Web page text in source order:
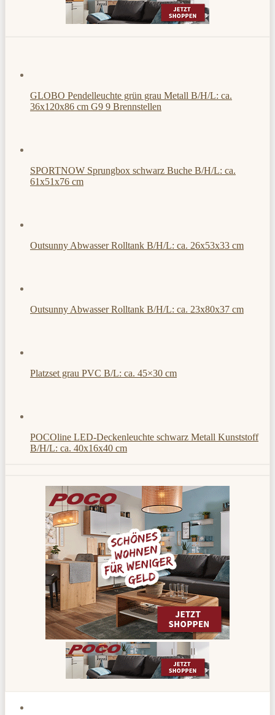
GLOBO Pendelleuchte grün grau Metall B/H/L: ca.
36x120x86 cm G9 9 Brennstellen
SPORTNOW Sprungbox schwarz Buche B/H/L: ca.
61x51x76 cm
Outsunny Abwasser Rolltank B/H/L: ca. 26x53x33 cm
Outsunny Abwasser Rolltank B/H/L: ca. 23x80x37 cm
Platzset grau PVC B/L: ca. 45×30 cm
POCOline LED-Deckenleuchte schwarz Metall Kunststoff
B/H/L: ca. 40x16x40 cm